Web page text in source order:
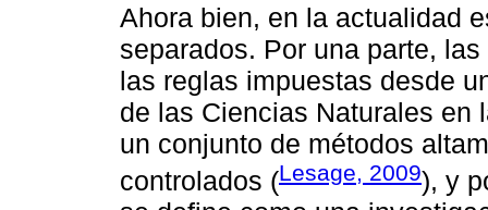
Ahora bien, en la actualidad
separados. Por una parte,
las reglas impuestas desde
de las Ciencias Naturales en
un conjunto de métodos
controlados (Lesage, 2009), y